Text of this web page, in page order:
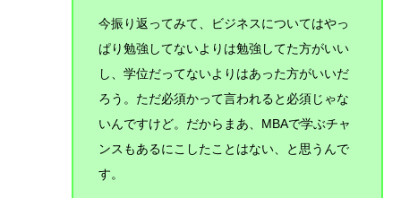
今振り返ってみて、ビジネスについてはやっ
ぱり勉強してないよりは勉強してた方がいい
し、学位だってないよりはあった方がいいだ
ろう。ただ必須かって言われると必須じゃな
いんですけど。だからまあ、MBAで学ぶチャ
ンスもあるにこしたことはない、と思うんで
す。